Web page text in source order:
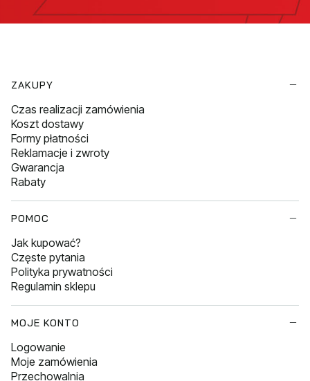
ZAKUPY
Czas realizacji zamówienia
Koszt dostawy
Formy płatności
Reklamacje i zwroty
Gwarancja
Rabaty
POMOC
Jak kupować?
Częste pytania
Polityka prywatności
Regulamin sklepu
MOJE KONTO
Logowanie
Moje zamówienia
Przechowalnia